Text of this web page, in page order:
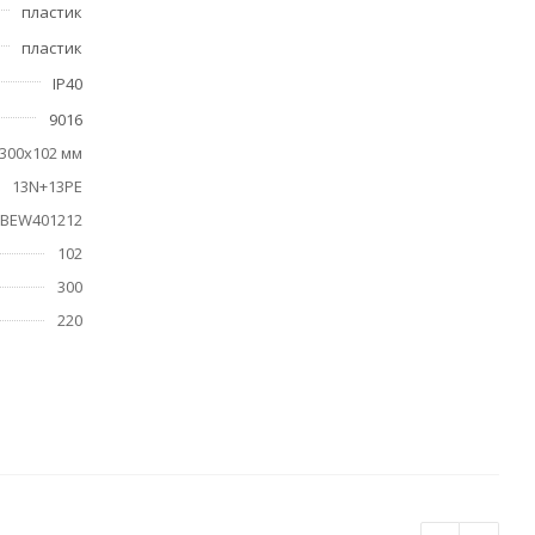
пластик
пластик
IP40
9016
мм
13N+13PE
BEW401212
102
300
220